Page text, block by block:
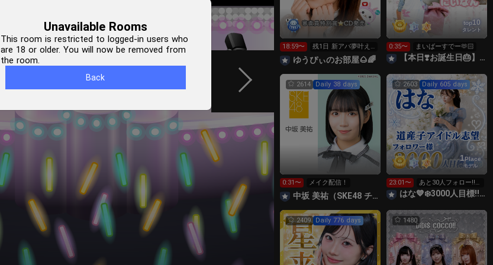
18:59〜
残1日 新アバ夢叶え
たい🔥応援お願いし
ます
ゆうぴぃのお部屋🌰🌈
top10
タレント
0:35〜 まいばーすでー🫶🏻
【本日❣️お誕生日🎂】長谷川新奈🐰🥕
2614 Daily 38 days
0:31〜 メイク配信！
中坂 美祐（SKE48 チームE）
1Place
モデル
2603 Daily 605 days
23:01〜
あと30人フォロー‼️す
っぴん💦10時まで
はな💙❄️3000人目標‼️TGC1位😭道産子アイドル志望
2409 Daily 776 days 1480
Unavailable Rooms
This room is restricted to logged-in users who
are 18 or older. You will now be removed from
the room.
Back